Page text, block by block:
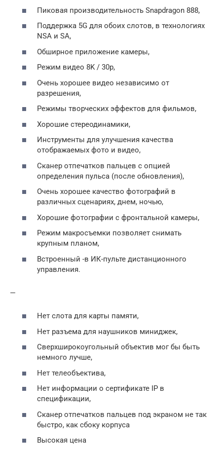
Пиковая производительность Snapdragon 888,
Поддержка 5G для обоих слотов, в технологиях
NSA и SA,
Обширное приложение камеры,
Режим видео 8K / 30p,
Очень хорошее видео независимо от
разрешения,
Режимы творческих эффектов для фильмов,
Хорошие стереодинамики,
Инструменты для улучшения качества
отображаемых фото и видео,
Сканер отпечатков пальцев с опцией
определения пульса (после обновления),
Очень хорошее качество фотографий в
различных сценариях, днем, ночью,
Хорошие фотографии с фронтальной камеры,
Режим макросъемки позволяет снимать
крупным планом,
Встроенный -в ИК-пульте дистанционного
управления.
—
Нет слота для карты памяти,
Нет разъема для наушников миниджек,
Сверхширокоугольный объектив мог бы быть
немного лучше,
Нет телеобъектива,
Нет информации о сертификате IP в
спецификации,
Сканер отпечатков пальцев под экраном не так
быстро, как сбоку корпуса
Высокая цена